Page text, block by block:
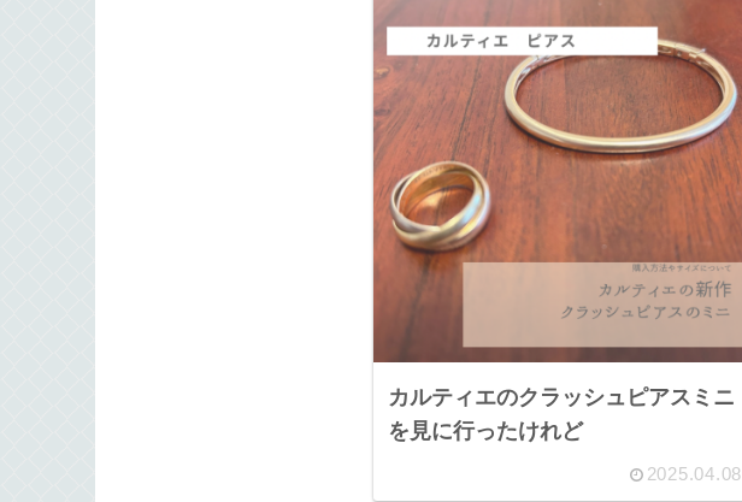
カルティエのクラッシュピアスミニ
を見に行ったけれど
2025.04.08